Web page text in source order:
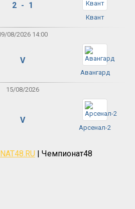
2 - 1
Квант
08/2026 14:00
V
Авангард
15/08/2026
V
Арсенал-2
| Чемпионат48